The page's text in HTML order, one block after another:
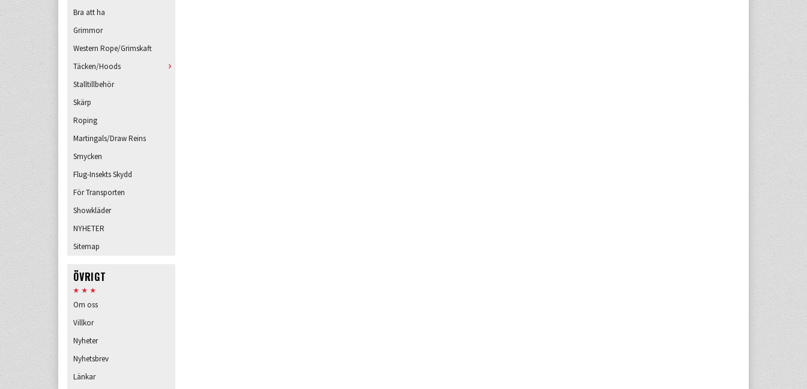
Bra att ha
Grimmor
Western Rope/Grimskaft
Täcken/Hoods
Stalltillbehör
Skärp
Roping
Martingals/Draw Reins
Smycken
Flug-Insekts Skydd
För Transporten
Showkläder
NYHETER
Sitemap
ÖVRIGT
Om oss
Villkor
Nyheter
Nyhetsbrev
Länkar